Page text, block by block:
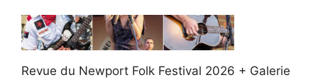
Revue du Newport Folk Festival 2026 + Galerie